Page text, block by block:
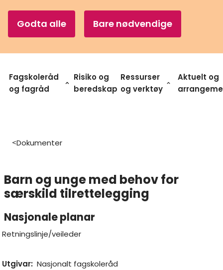
Godta alle Bare nødvendige
Fagskoleråd
og fagråd
Risiko og
beredskap
Ressurser
og verktøy
Aktuelt og
>Dokumenter
​​Barn og unge med behov for
særskild tilrettelegging​
Nasjonale planar
Retningslinje/veileder
Utgivar: Nasjonalt fagskoleråd